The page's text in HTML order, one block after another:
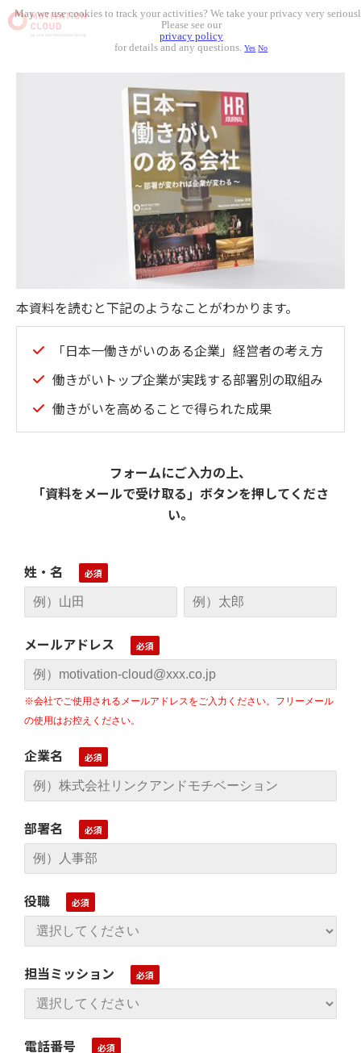
本資料を読むと下記のようなことがわかります。
「日本一働きがいのある企業」経営者の考え方
働きがいトップ企業が実践する部署別の取組み
働きがいを高めることで得られた成果
フォームにご入力の上、
「資料をメールで受け取る」ボタンを押してくださ
い。
姓・名
メールアドレス
※会社でご使用されるメールアドレスをご入力ください。フリーメール
の使用はお控えください。
企業名
部署名
役職
担当ミッション
電話番号
May we use cookies to track your activities? We take your privacy very
Please see our
privacy policy
for details and any questions.Yes No